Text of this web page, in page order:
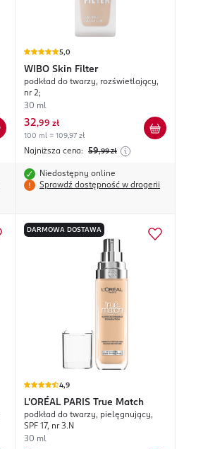
5,0
WIBO Skin Filter
podkład do twarzy, rozświetlający,
nr 2;
30 ml
32,99 zł
100 ml = 109,97 zł
Najniższa cena: 59,99 zł
Niedostępny online
Sprawdź dostępność w drogerii
DARMOWA DOSTAWA
4,9
L'ORÉAL PARIS True Match
podkład do twarzy, pielęgnujący,
SPF 17, nr 3.N
30 ml